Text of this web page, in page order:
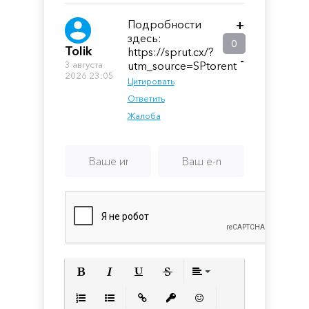
Tolik
3 августа
2026 23:05
Подробности
здесь:
https://sprut.cx/?
utm_source=SPtorent
Цитировать
Ответить
Жалоба
+
0
-